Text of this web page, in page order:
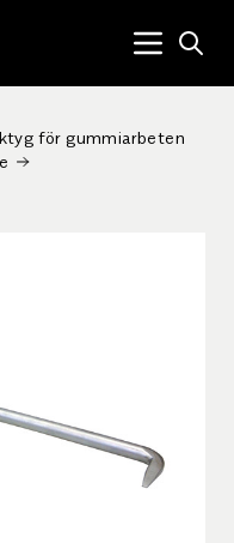
Menu
för gummiarbeten